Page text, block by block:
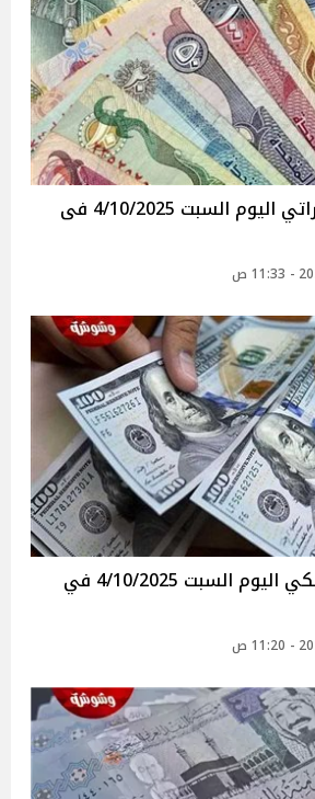
سعر الدرهم الإماراتي اليوم السبت 4/10/2025 فى
سعر الدولار الأمريكي اليوم السبت 4/10/2025 في